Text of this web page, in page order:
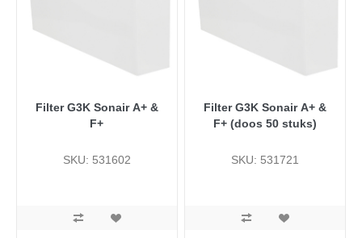
Filter G3K Sonair A+ &
F+
SKU: 531602
Filter G3K Sonair A+ &
F+ (doos 50 stuks)
SKU: 531721